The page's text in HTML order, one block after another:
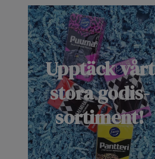
Upptäck vårt
stora godis-
sortiment!